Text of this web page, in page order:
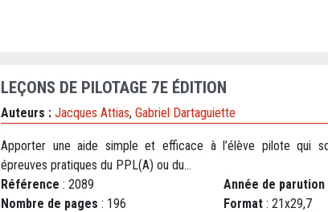
LEÇONS DE PILOTAGE 7E ÉDITION
Auteurs : Jacques Attias, Gabriel Dartaguiette
Apporter une aide simple et efficace à l’élève pilote qui
épreuves pratiques du PPL(A) ou du...
Référence : 2089 Année de parution
Nombre de pages : 196 Format : 21x29,7